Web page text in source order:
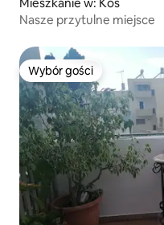
Nasze przytulne miejsce
Wybór gości
Wybór gości